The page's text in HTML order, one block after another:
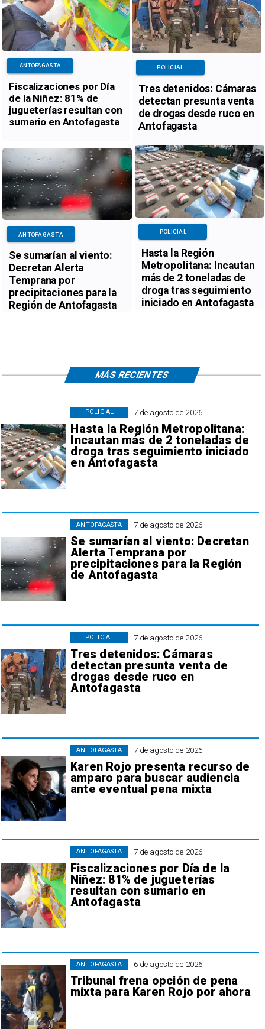
Fiscalizaciones por Día
de la Niñez: 81% de
jugueterías resultan con
sumario en Antofagasta
ANTOFAGASTA
Tres detenidos: Cámaras
detectan presunta venta
de drogas desde ruco en
Antofagasta
POLICIAL
Se sumarían al viento:
Decretan Alerta
Temprana por
precipitaciones para la
Región de Antofagasta
ANTOFAGASTA
Hasta la Región
Metropolitana: Incautan
más de 2 toneladas de
droga tras seguimiento
iniciado en Antofagasta
POLICIAL
7 de agosto de 2026
Hasta la Región Metropolitana:
Incautan más de 2 toneladas de
droga tras seguimiento iniciado
en Antofagasta
POLICIAL
7 de agosto de 2026
Se sumarían al viento: Decretan
Alerta Temprana por
precipitaciones para la Región
de Antofagasta
ANTOFAGASTA
7 de agosto de 2026
Tres detenidos: Cámaras
detectan presunta venta de
drogas desde ruco en
Antofagasta
POLICIAL
7 de agosto de 2026
Karen Rojo presenta recurso de
amparo para buscar audiencia
ante eventual pena mixta
ANTOFAGASTA
7 de agosto de 2026
Fiscalizaciones por Día de la
Niñez: 81% de jugueterías
resultan con sumario en
Antofagasta
ANTOFAGASTA
6 de agosto de 2026
Tribunal frena opción de pena
mixta para Karen Rojo por ahora
ANTOFAGASTA
MÁS RECIENTES